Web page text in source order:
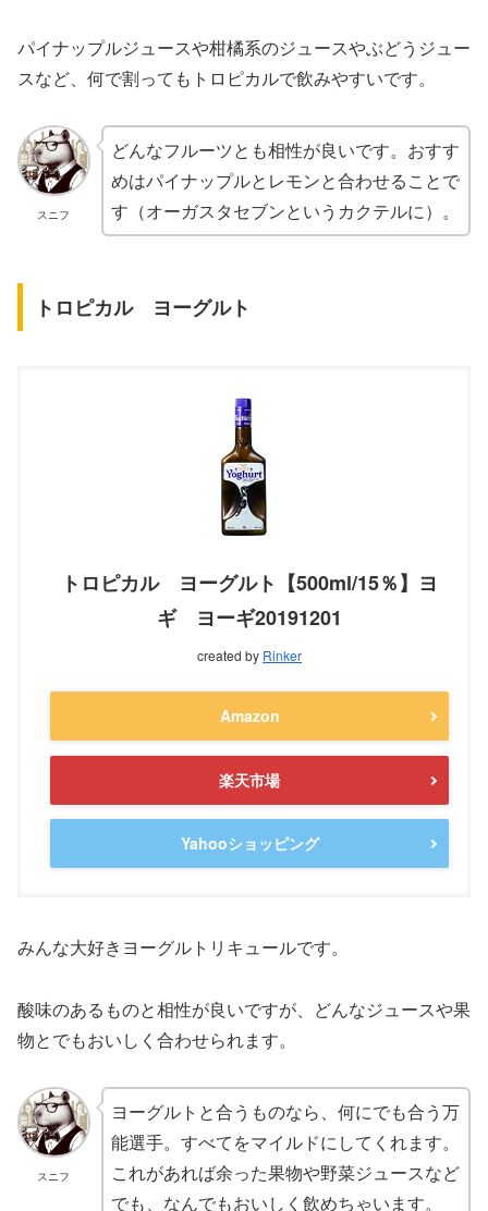
パイナップルジュースや柑橘系のジュースやぶどうジュー
スなど、何で割ってもトロピカルで飲みやすいです。
スニフ
どんなフルーツとも相性が良いです。おすす
めはパイナップルとレモンと合わせることで
す（オーガスタセブンというカクテルに）。
トロピカル ヨーグルト
トロピカル ヨーグルト【500ml/15％】ヨ
ギ ヨーギ20191201
created by Rinker
Amazon
楽天市場
Yahooショッピング
みんな大好きヨーグルトリキュールです。
酸味のあるものと相性が良いですが、どんなジュースや果
物とでもおいしく合わせられます。
スニフ
ヨーグルトと合うものなら、何にでも合う万
能選手。すべてをマイルドにしてくれます。
これがあれば余った果物や野菜ジュースなど
でも、なんでもおいしく飲めちゃいます。